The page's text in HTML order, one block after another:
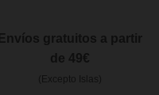
Envíos gratuitos a partir
de 49€
(Excepto Islas)